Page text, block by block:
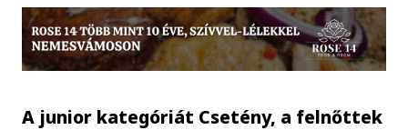
A junior kategóriát Csetény, a felnőttek